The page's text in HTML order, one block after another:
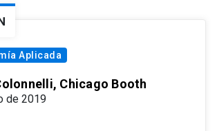
Aplicada
Chicago Booth
de 2019